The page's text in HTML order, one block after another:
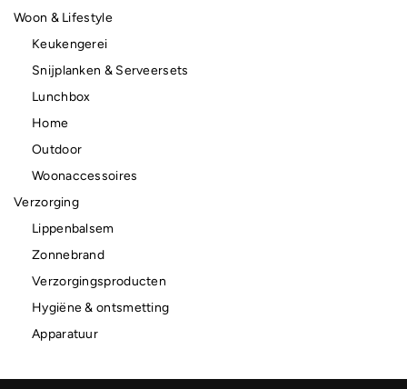
Woon & Lifestyle
Keukengerei
Snijplanken & Serveersets
Lunchbox
Home
Outdoor
Woonaccessoires
Verzorging
Lippenbalsem
Zonnebrand
Verzorgingsproducten
Hygiëne & ontsmetting
Apparatuur